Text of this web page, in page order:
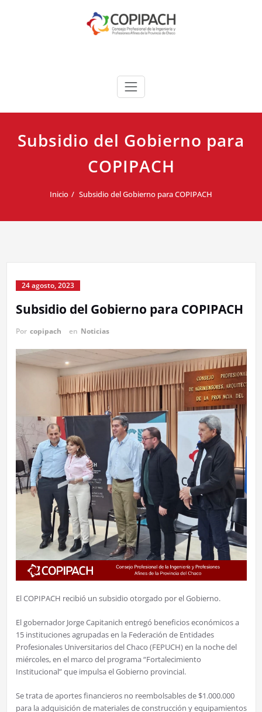
Subsidio del Gobierno para
COPIPACH
Inicio Subsidio del Gobierno para COPIPACH
24 agosto, 2023
Subsidio del Gobierno para COPIPACH
Por copipach en Noticias
El COPIPACH recibió un subsidio otorgado por el Gobierno.
El gobernador Jorge Capitanich entregó beneficios económicos a
15 instituciones agrupadas en la Federación de Entidades
Profesionales Universitarios del Chaco (FEPUCH) en la noche del
miércoles, en el marco del programa “Fortalecimiento
Institucional” que impulsa el Gobierno provincial.
Se trata de aportes financieros no reembolsables de $1.000.000
para la adquisición de materiales de construcción y equipamientos